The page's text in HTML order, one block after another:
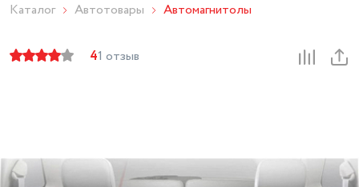
Каталог Автотовары Автомагнитолы
41 отзыв